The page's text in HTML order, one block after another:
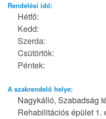
Rendelési idő:
Hétfő:
Kedd:
Szerda:
Csütörtök:
Péntek:
A szakrendelő helye:
Nagykálló, Szabadság
Rehabilitációs épület 1.